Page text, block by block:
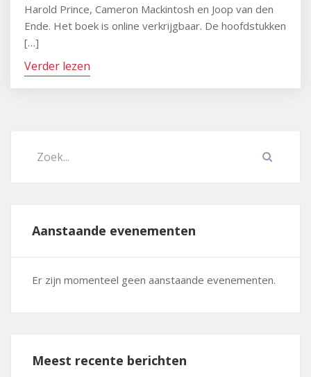
Harold Prince, Cameron Mackintosh en Joop van den
Ende. Het boek is online verkrijgbaar. De hoofdstukken
[…]
Verder lezen
Aanstaande evenementen
Er zijn momenteel geen aanstaande evenementen.
Meest recente berichten